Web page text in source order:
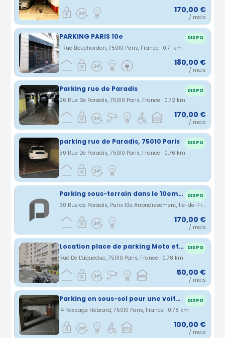
170,00 €
/ mois
PARKING PARIS 10e DISPO
1 Rue Bouchardon, 75010 Paris, France · 0.71 km
180,00 €
/ mois
Parking rue de Paradis DISPO
26 Rue De Paradis, 75010 Paris, France · 0.72 km
170,00 €
/ mois
parking rue de Paradis, 75010 Paris DISPO
30 Rue De Paradis, 75010 Paris, France · 0.76 km
Parking sous-terrain dans le 10eme à proximité de gare de l'Est DISPO
30 Rue de Paradis, Paris 10e Arrondissement, Île-de-France, France · 0.76 km
170,00 €
/ mois
Location place de parking Moto et scooter DISPO
Rue De L'aqueduc, 75010 Paris, France · 0.78 km
50,00 €
/ mois
Parking en sous-sol pour une voiture ou 3 scooters DISPO
14 Passage Hébrard, 75010 Paris, France · 0.78 km
100,00 €
/ mois